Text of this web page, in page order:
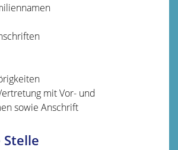
mit Vor- und
sowie Anschrift